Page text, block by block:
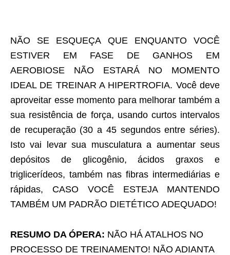
NÃO SE ESQUEÇA QUE ENQUANTO VOCÊ
ESTIVER EM FASE DE GANHOS EM
AEROBIOSE NÃO ESTARÁ NO MOMENTO
IDEAL DE TREINAR A HIPERTROFIA. Você deve
aproveitar esse momento para melhorar também a
sua resistência de força, usando curtos intervalos
de recuperação (30 a 45 segundos entre séries).
Isto vai levar sua musculatura a aumentar seus
depósitos de glicogênio, ácidos graxos e
triglicerídeos, também nas fibras intermediárias e
rápidas, CASO VOCÊ ESTEJA MANTENDO
TAMBÉM UM PADRÃO DIETÉTICO ADEQUADO!
RESUMO DA ÓPERA: NÃO HÁ ATALHOS NO
PROCESSO DE TREINAMENTO! NÃO ADIANTA